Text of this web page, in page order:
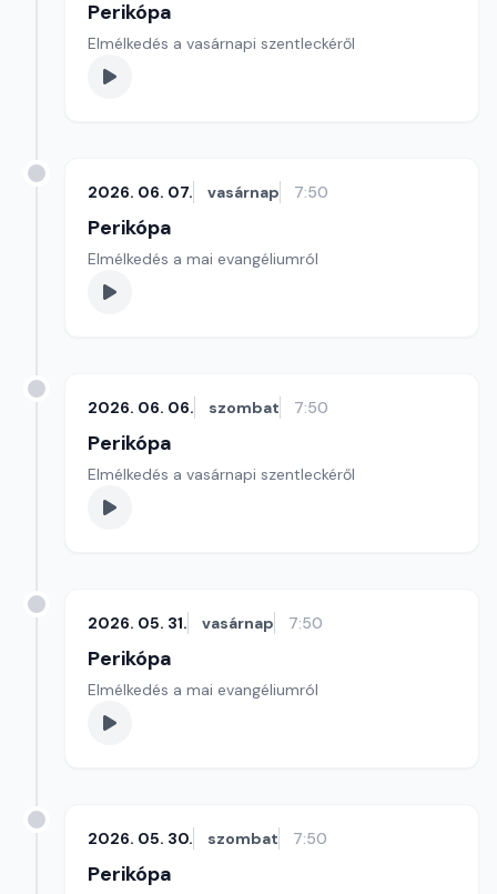
Perikópa
Elmélkedés a vasárnapi szentleckéről
2026. 06. 07. vasárnap 7:50
Perikópa
Elmélkedés a mai evangéliumról
2026. 06. 06. szombat 7:50
Perikópa
Elmélkedés a vasárnapi szentleckéről
2026. 05. 31. vasárnap 7:50
Perikópa
Elmélkedés a mai evangéliumról
2026. 05. 30. szombat 7:50
Perikópa